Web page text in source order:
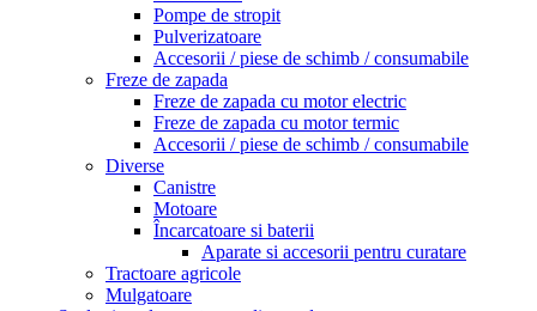
Pompe de stropit
Pulverizatoare
Accesorii / piese de schimb / consumabile
Freze de zapada
Freze de zapada cu motor electric
Freze de zapada cu motor termic
Accesorii / piese de schimb / consumabile
Diverse
Canistre
Motoare
Încarcatoare si baterii
Aparate si accesorii pentru curatare
Tractoare agricole
Mulgatoare